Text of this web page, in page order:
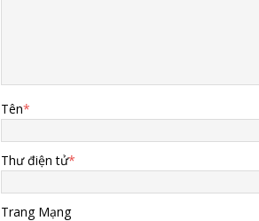
Tên*
Thư điện tử*
Trang Mạng